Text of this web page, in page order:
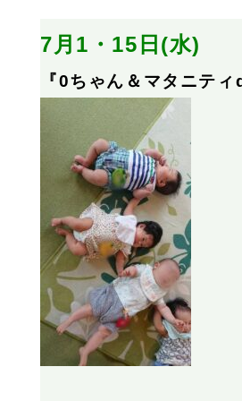
7月1・15日(水)
『0ちゃん＆マタニテ